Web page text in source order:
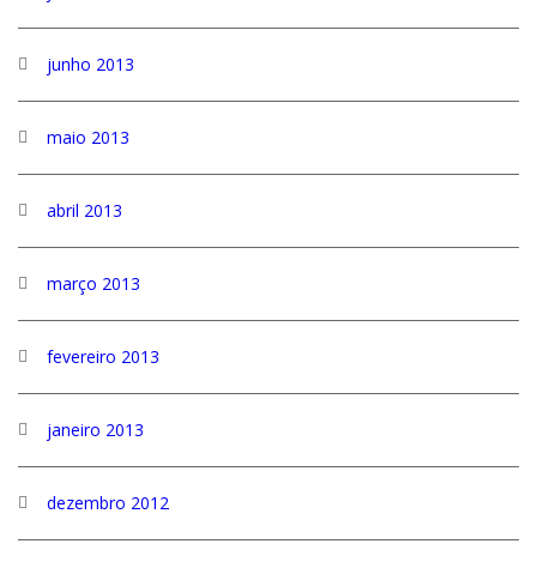
junho 2013
maio 2013
abril 2013
março 2013
fevereiro 2013
janeiro 2013
dezembro 2012